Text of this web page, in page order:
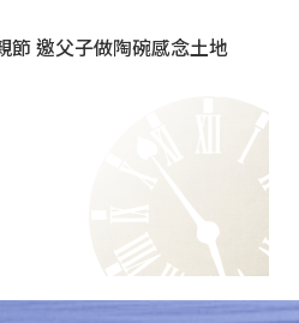
節 邀父子做陶碗感念土地